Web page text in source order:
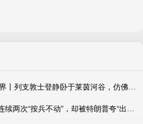
什么是扛杆股票 行走世界丨列支敦士登静卧于莱茵河谷，仿佛从未改变
股市配资合法吗 深度 | 连续两次“按兵不动”，却被特朗普夸“出色”，沃什凭什么？